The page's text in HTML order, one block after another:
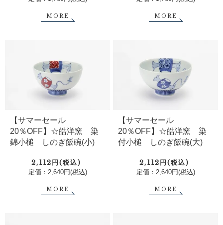
MORE MORE
【サマーセール
20％OFF】☆皓洋窯 染
錦小槌 しのぎ飯碗(小)
2,112円(税込)
定価：2,640円(税込)
MORE
【サマーセール
20％OFF】☆皓洋窯 染
付小槌 しのぎ飯碗(大)
2,112円(税込)
定価：2,640円(税込)
MORE